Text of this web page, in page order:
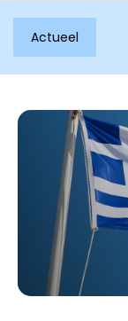
Inloggen
Actueel